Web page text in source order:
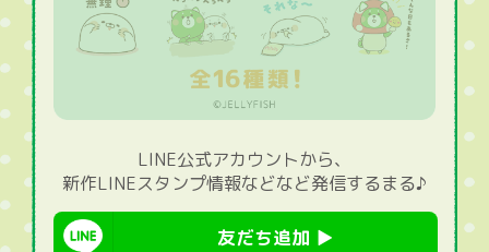
LINE公式アカウントから、
新作LINEスタンプ情報などなど発信するまる♪
友だち追加 ▶︎